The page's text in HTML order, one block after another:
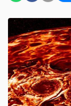
Uso e